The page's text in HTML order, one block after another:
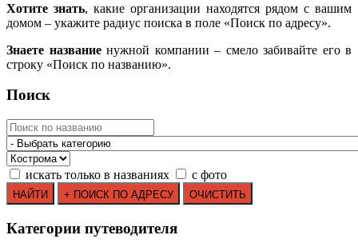
Хотите знать, какие организации находятся рядом с вашим
домом – укажите радиус поиска в поле «Поиск по адресу».
Знаете названиенужной компании – смело забивайте его в
строку «Поиск по названию».
Поиск
искать только в названиях с фото
Категории путеводителя